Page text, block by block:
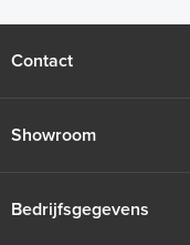
Contact
Showroom
Bedrijfsgegevens